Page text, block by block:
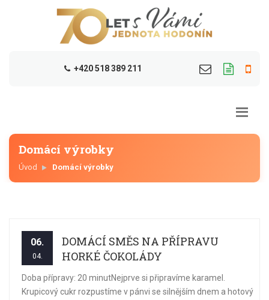
+420 518 389 211
Domácí výrobky
Úvod Domácí výrobky
06.
04.
DOMÁCÍ SMĚS NA PŘÍPRAVU
HORKÉ ČOKOLÁDY
Doba přípravy: 20 minutNejprve si připravíme karamel.
Krupicový cukr rozpustíme v pánvi se silnějším dnem a hotový